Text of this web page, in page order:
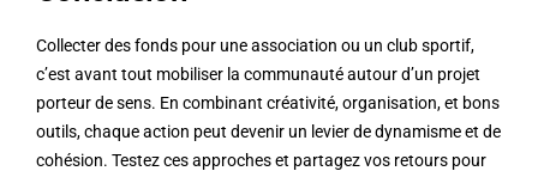
Collecter des fonds pour une association ou un club sportif,
c’est avant tout mobiliser la communauté autour d’un projet
porteur de sens. En combinant créativité, organisation, et bons
outils, chaque action peut devenir un levier de dynamisme et de
cohésion. Testez ces approches et partagez vos retours pour